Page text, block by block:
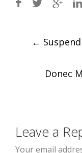
Post
navigation
←
Donec
Leave a
Your email